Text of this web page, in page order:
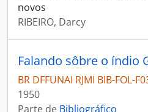
novos
RIBEIRO, Darcy
BR DFFUNAI RJMI BIB-FOL-
1950
Parte de Bibliográfico